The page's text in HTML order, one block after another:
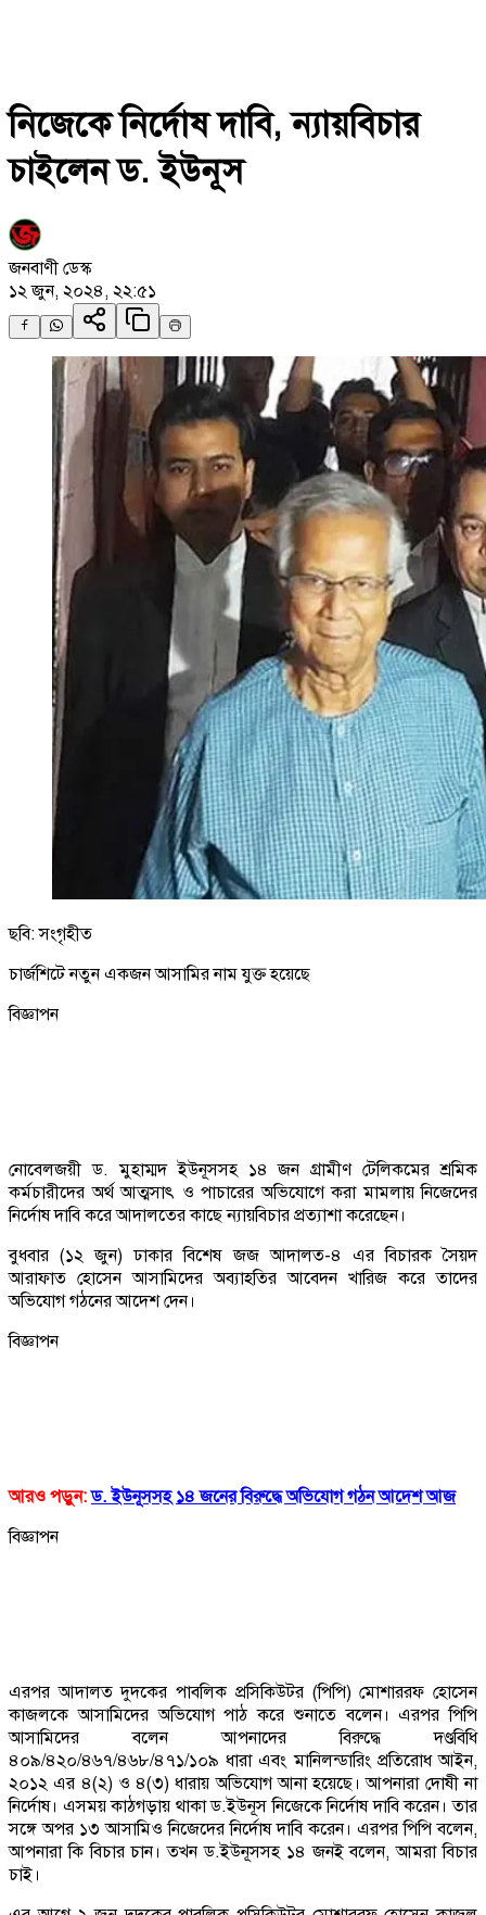
নিজেকে নির্দোষ দাবি, ন্যায়বিচার
চাইলেন ড. ইউনূস
জনবাণী ডেস্ক
১২ জুন, ২০২৪, ২২:৫১
ছবি: সংগৃহীত
চার্জশিটে নতুন একজন আসামির নাম যুক্ত হয়েছে
বিজ্ঞাপন
নোবেলজয়ী ড. মুহাম্মদ ইউনূসসহ ১৪ জন গ্রামীণ টেলিকমের শ্রমিক
কর্মচারীদের অর্থ আত্মসাৎ ও পাচারের অভিযোগে করা মামলায় নিজেদের
নির্দোষ দাবি করে আদালতের কাছে ন্যায়বিচার প্রত্যাশা করেছেন।
বুধবার (১২ জুন) ঢাকার বিশেষ জজ আদালত-৪ এর বিচারক সৈয়দ
আরাফাত হোসেন আসামিদের অব্যাহতির আবেদন খারিজ করে তাদের
অভিযোগ গঠনের আদেশ দেন।
বিজ্ঞাপন
আরও পড়ুন: ড. ইউনূসসহ ১৪ জনের বিরুদ্ধে অভিযোগ গঠন আদেশ আজ
বিজ্ঞাপন
এরপর আদালত দুদকের পাবলিক প্রসিকিউটর (পিপি) মোশাররফ হোসেন
কাজলকে আসামিদের অভিযোগ পাঠ করে শুনাতে বলেন। এরপর পিপি
আসামিদের বলেন আপনাদের বিরুদ্ধে দণ্ডবিধি
৪০৯/৪২০/৪৬৭/৪৬৮/৪৭১/১০৯ ধারা এবং মানিলন্ডারিং প্রতিরোধ আইন,
২০১২ এর ৪(২) ও ৪(৩) ধারায় অভিযোগ আনা হয়েছে। আপনারা দোষী না
নির্দোষ। এসময় কাঠগড়ায় থাকা ড.ইউনূস নিজেকে নির্দোষ দাবি করেন। তার
সঙ্গে অপর ১৩ আসামিও নিজেদের নির্দোষ দাবি করেন। এরপর পিপি বলেন,
আপনারা কি বিচার চান। তখন ড.ইউনূসসহ ১৪ জনই বলেন, আমরা বিচার
চাই।